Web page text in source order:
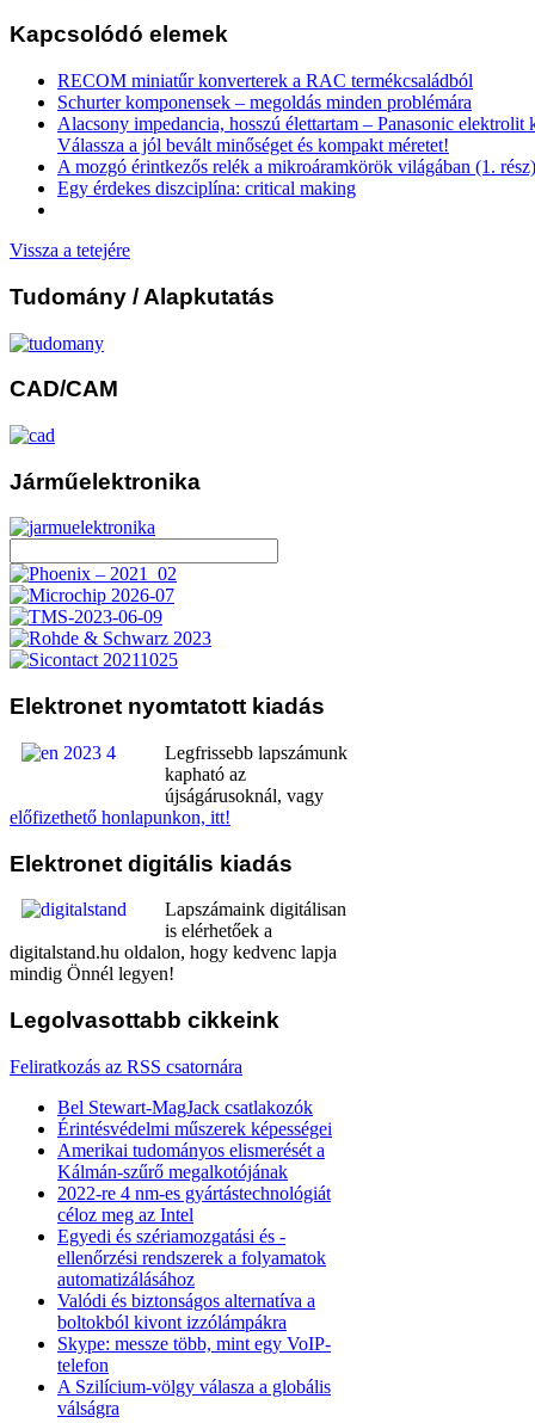
Kapcsolódó elemek
RECOM miniatűr konverterek a RAC termékcsaládból
Schurter komponensek – megoldás minden problémára
Alacsony impedancia, hosszú élettartam – Panasonic elektrolit
Válassza a jól bevált minőséget és kompakt méretet!
A mozgó érintkezős relék a mikroáramkörök világában (1. rész)
Egy érdekes diszciplína: critical making
Vissza a tetejére
Tudomány / Alapkutatás
CAD/CAM
Járműelektronika
Elektronet nyomtatott kiadás
Legfrissebb lapszámunk
kapható az
újságárusoknál, vagy
előfizethető honlapunkon, itt!
Elektronet digitális kiadás
Lapszámaink digitálisan
is elérhetőek a
digitalstand.hu oldalon, hogy kedvenc lapja
mindig Önnél legyen!
Legolvasottabb cikkeink
Feliratkozás az RSS csatornára
Bel Stewart-MagJack csatlakozók
Érintésvédelmi műszerek képességei
Amerikai tudományos elismerését a
Kálmán-szűrő megalkotójának
2022-re 4 nm-es gyártástechnológiát
céloz meg az Intel
Egyedi és szériamozgatási és -
ellenőrzési rendszerek a folyamatok
automatizálásához
Valódi és biztonságos alternatíva a
boltokból kivont izzólámpákra
Skype: messze több, mint egy VoIP-
telefon
A Szilícium-völgy válasza a globális
válságra